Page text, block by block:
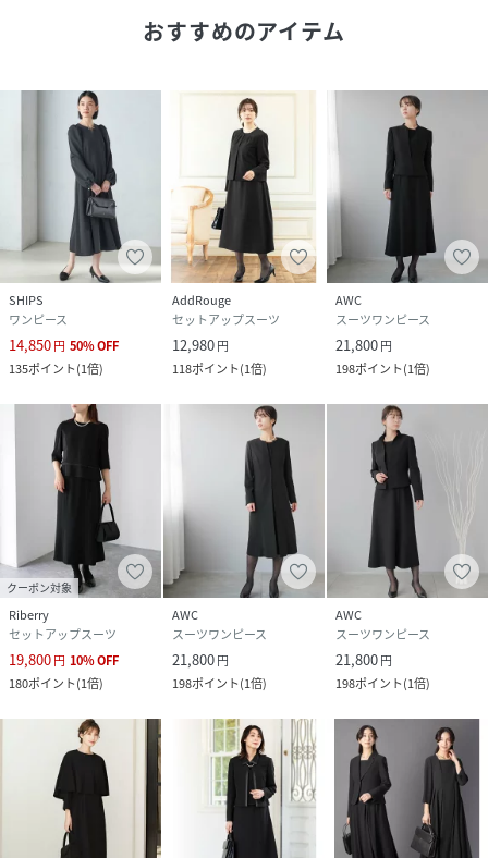
コンパクトなボレロ丈のため、ハイウエストなボトムスと相
同素材のワンピースはもちろん、ワイドパンツ、タイトスカ
ートなどさまざまなアイテムと合わせやすいバランスです。
すっきり見えする素材感なので、胸元にブローチで華を添え
て着こなしても◎
■おすすめシーン
・入学式(入園式)、卒業式(卒園式)、学校行事、参観、七五
三、お宮参り、会食などのセレモニーシーン
▼シリーズもございます。
ブラックフォーマルフレアワンピース（品番：314-50-
1166）
■お問い合わせ品番：317-00-0204
-------------------------------------
生地の厚み：中間
伸縮性：やや有
透け感：無
光沢感：無
水洗い：可
-------------------------------------
※撮影環境により商品の色味が異なって見える場合がござい
ます。商品のお色味は、物撮り画像をご参考にしてくださ
※末永く愛用頂く為に、アテンションタグを必ずご確認の
上、着用又はお取り扱い下さい。
※画像の商品はサンプルです。
おすすめのアイテム
SHIPS
ワンピース
14,850円 50%OFF
135ポイント(1倍)
AddRouge
セットアップスーツ
12,980円
118ポイント(1倍)
AWC
スーツワンピース
21,800円
198ポイント(1倍)
クーポン対象
Riberry
セットアップスーツ
19,800円 10%OFF
180ポイント(1倍)
AWC
スーツワンピース
21,800円
198ポイント(1倍)
AWC
スーツワンピース
21,800円
198ポイント(1倍)